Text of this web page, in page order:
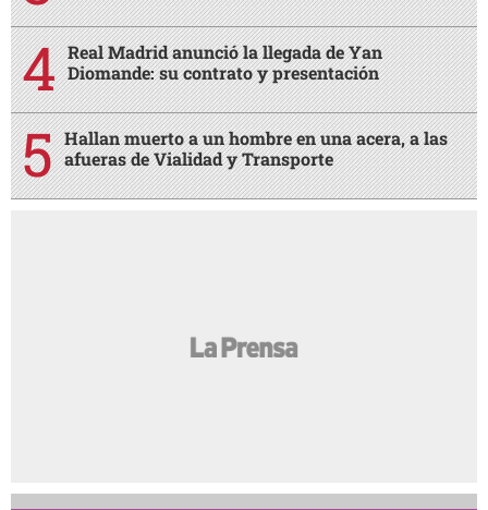
Real Madrid anunció la llegada de Yan
Diomande: su contrato y presentación
Hallan muerto a un hombre en una acera, a las
afueras de Vialidad y Transporte